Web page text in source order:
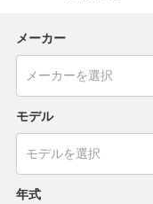
メーカー
モデル
年式